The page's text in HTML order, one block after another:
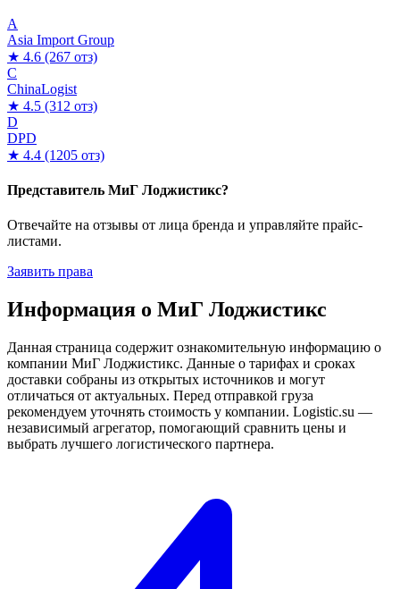
A
Asia Import Group
★ 4.6 (267 отз)
C
ChinaLogist
★ 4.5 (312 отз)
D
DPD
★ 4.4 (1205 отз)
Представитель МиГ Лоджистикс?
Отвечайте на отзывы от лица бренда и управляйте прайс-
листами.
Заявить права
Информация о МиГ Лоджистикс
Данная страница содержит ознакомительную информацию о
компании МиГ Лоджистикс. Данные о тарифах и сроках
доставки собраны из открытых источников и могут
отличаться от актуальных. Перед отправкой груза
рекомендуем уточнять стоимость у компании. Logistic.su —
независимый агрегатор, помогающий сравнить цены и
выбрать лучшего логистического партнера.